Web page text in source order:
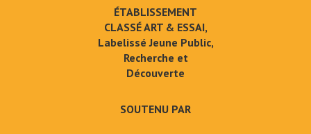
ÉTABLISSEMENT
CLASSÉ ART & ESSAI,
Labelissé Jeune Public,
Recherche et
Découverte
SOUTENU PAR